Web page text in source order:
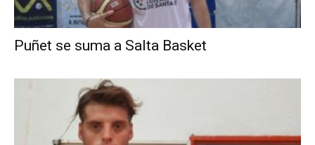
Puñet se suma a Salta Basket